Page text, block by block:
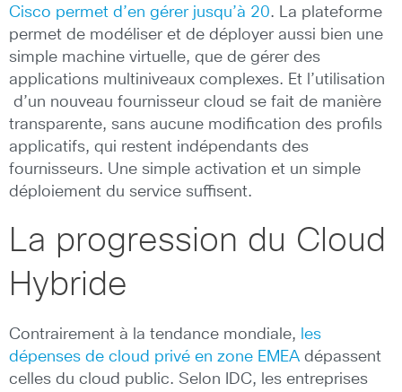
Cisco permet d’en gérer jusqu’à 20. La plateforme
permet de modéliser et de déployer aussi bien une
simple machine virtuelle, que de gérer des
applications multiniveaux complexes. Et l’utilisation
d’un nouveau fournisseur cloud se fait de manière
transparente, sans aucune modification des profils
applicatifs, qui restent indépendants des
fournisseurs. Une simple activation et un simple
déploiement du service suffisent.
La progression du Cloud
Hybride
Contrairement à la tendance mondiale, les
dépenses de cloud privé en zone EMEA dépassent
celles du cloud public. Selon IDC, les entreprises